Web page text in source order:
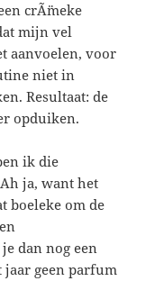
crÃ¨meke
mijn vel
aanvoelen, voor
niet in
Resultaat: de
opduiken.
ik die
ja, want het
boeleke om de
dan nog een
geen parfum